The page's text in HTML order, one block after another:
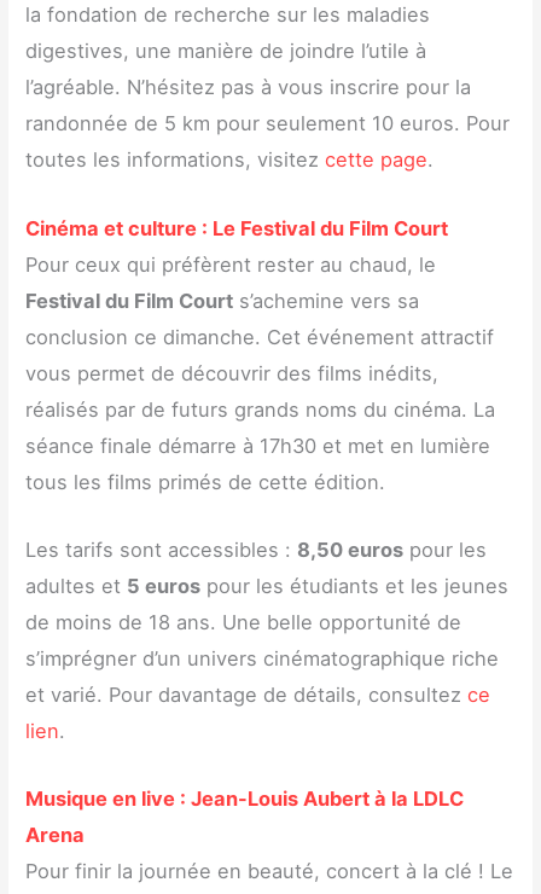
la fondation de recherche sur les maladies
digestives, une manière de joindre l’utile à
l’agréable. N’hésitez pas à vous inscrire pour la
randonnée de 5 km pour seulement 10 euros. Pour
toutes les informations, visitezcette page.
Cinéma et culture : Le Festival du Film Court
Pour ceux qui préfèrent rester au chaud, le
Festival du Film Court s’achemine vers sa
conclusion ce dimanche. Cet événement attractif
vous permet de découvrir des films inédits,
réalisés par de futurs grands noms du cinéma. La
séance finale démarre à 17h30 et met en lumière
tous les films primés de cette édition.
Les tarifs sont accessibles : 8,50 euros pour les
adultes et 5 euros pour les étudiants et les jeunes
de moins de 18 ans. Une belle opportunité de
s’imprégner d’un univers cinématographique riche
et varié. Pour davantage de détails, consultezce
lien.
Musique en live : Jean-Louis Aubert à la LDLC
Arena
Pour finir la journée en beauté, concert à la clé ! Le